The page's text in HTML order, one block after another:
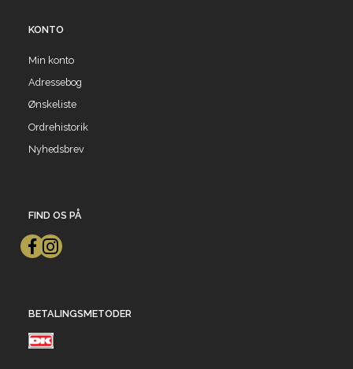
KONTO
Min konto
Adressebog
Ønskeliste
Ordrehistorik
Nyhedsbrev
FIND OS PÅ
BETALINGSMETODER